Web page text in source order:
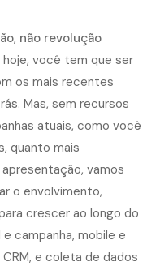
não revolução
você tem que ser
os mais recentes
Mas, sem recursos
atuais, como você
quanto mais
vamos
o envolvimento,
crescer ao longo do
campanha, mobile e
e coleta de dados